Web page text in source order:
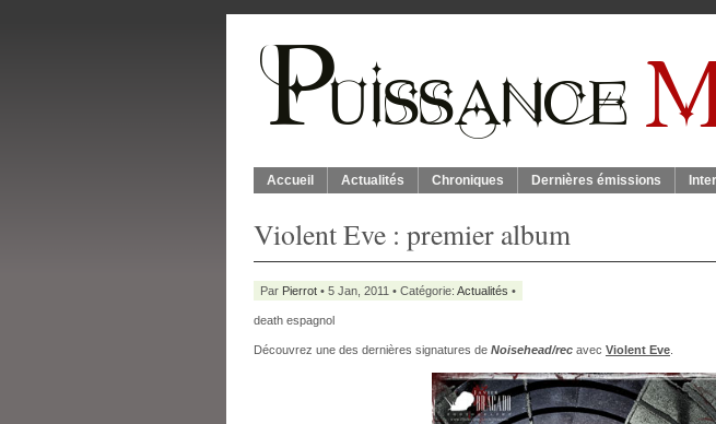
Accueil Actualités Chroniques Dernières émissions
Violent Eve : premier album
Par Pierrot • 5 Jan, 2011 • Catégorie: Actualités •
death espagnol
Découvrez une des dernières signatures de Noisehead/rec avec Violent Eve